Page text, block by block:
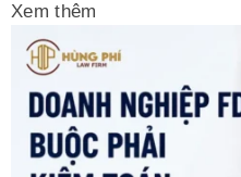
Xem thêm